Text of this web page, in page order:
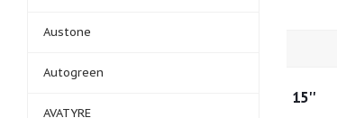
15''
Austone
Autogreen
AVATYRE